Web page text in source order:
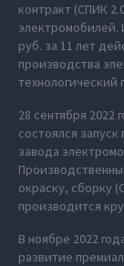
контракт (СПИК
электромобилей.
руб. за 11 лет
производства
технологический
28 сентября
состоялся
завода
окраску, сборку
производится
В ноябре 2022
развитие